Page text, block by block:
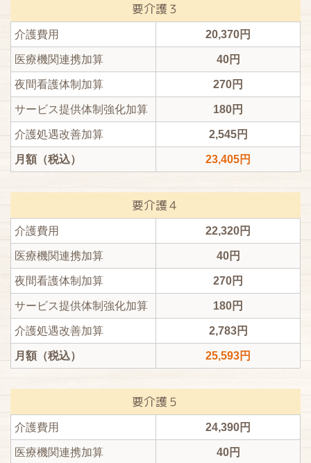
要介護３
介護費用 20,370円
医療機関連携加算 40円
夜間看護体制加算 270円
サービス提供体制強化加算 180円
介護処遇改善加算 2,545円
月額（税込） 23,405円
要介護４
介護費用 22,320円
医療機関連携加算 40円
夜間看護体制加算 270円
サービス提供体制強化加算 180円
介護処遇改善加算 2,783円
月額（税込） 25,593円
要介護５
介護費用 24,390円
医療機関連携加算 40円